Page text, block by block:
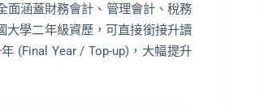
面涵蓋財務會計、管理會計、稅務
大學二年級資歷，可直接銜接升讀
(Final Year / Top-up)，大幅提升